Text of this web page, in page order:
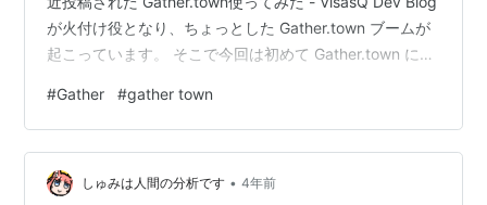
が火付け役となり、ちょっとした Gather.town ブームが
起こっています。 そこで今回は初めて Gather.town に触
2022/04/14 時点での仕様に基づいて書かれています。最
新の情報は 公式ページ を参照してください。 アバター
を設定する 管理者によって Gather.town へ招待されたら
まずはアバターを設定…
#Gather #gather town
しゅみは人間の分析です • 4年前